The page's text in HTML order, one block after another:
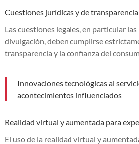
Cuestiones jurídicas y de transparencia
Las cuestiones legales, en particular
divulgación, deben cumplirse
transparencia y la confianza del
Innovaciones tecnológicas al
acontecimientos influenciados
Realidad virtual y aumentada para
El uso de la realidad virtual y